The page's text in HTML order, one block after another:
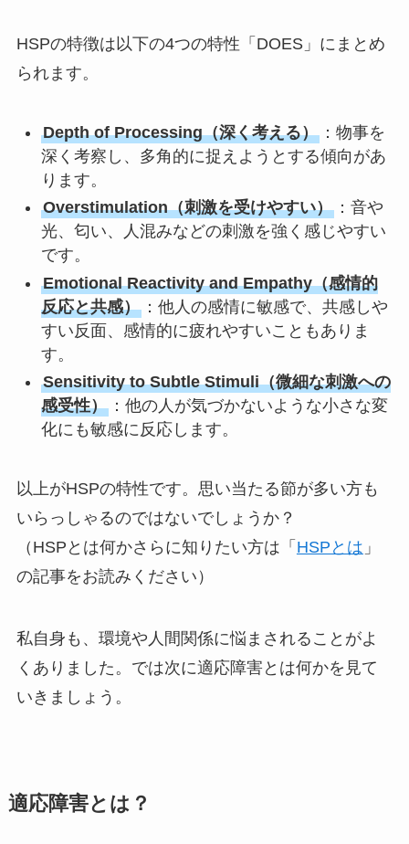
HSPの特徴は以下の4つの特性「DOES」にまとめ
られます。
Depth of Processing（深く考える）：物事を
深く考察し、多角的に捉えようとする傾向があ
ります。
Overstimulation（刺激を受けやすい）：音や
光、匂い、人混みなどの刺激を強く感じやすい
です。
Emotional Reactivity and Empathy（感情的
反応と共感）：他人の感情に敏感で、共感しや
すい反面、感情的に疲れやすいこともありま
す。
Sensitivity to Subtle Stimuli（微細な刺激への
感受性）：他の人が気づかないような小さな変
化にも敏感に反応します。
以上がHSPの特性です。思い当たる節が多い方も
いらっしゃるのではないでしょうか？
（HSPとは何かさらに知りたい方は「 HSPとは 」
の記事をお読みください）
私自身も、環境や人間関係に悩まされることがよ
くありました。では次に適応障害とは何かを見て
いきましょう。
適応障害とは？